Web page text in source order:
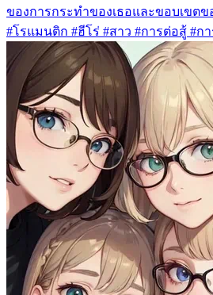
ของการกระทำของเธอและขอบเขต
#โรแมนติก #ฮีโร่ #สาว #การต่อสู้ #ก